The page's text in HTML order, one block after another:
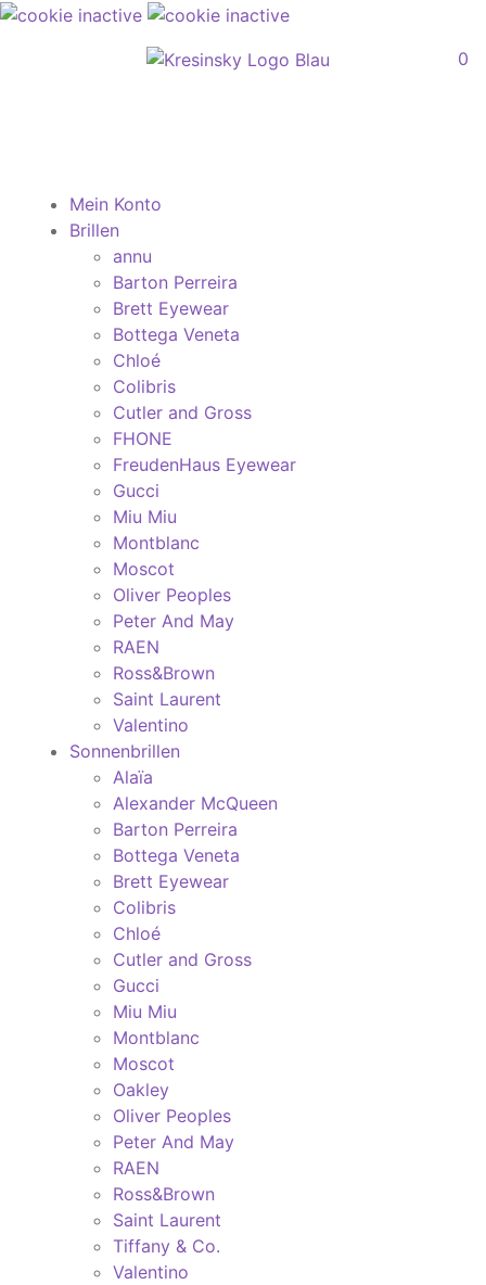
0
Mein Konto
Brillen
annu
Barton Perreira
Brett Eyewear
Bottega Veneta
Chloé
Colibris
Cutler and Gross
FHONE
FreudenHaus Eyewear
Gucci
Miu Miu
Montblanc
Moscot
Oliver Peoples
Peter And May
RAEN
Ross&Brown
Saint Laurent
Valentino
Sonnenbrillen
Alaïa
Alexander McQueen
Barton Perreira
Bottega Veneta
Brett Eyewear
Colibris
Chloé
Cutler and Gross
Gucci
Miu Miu
Montblanc
Moscot
Oakley
Oliver Peoples
Peter And May
RAEN
Ross&Brown
Saint Laurent
Tiffany & Co.
Valentino